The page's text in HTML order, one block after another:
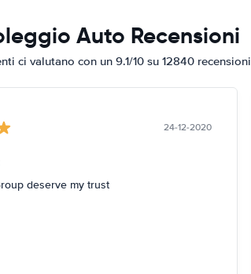
Auto Recensioni
ci valutano con un 9.1/10 su 12840 recensioni
24-12-2020
deserve my trust